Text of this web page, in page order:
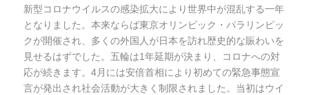
新型コロナウイルスの感染拡大により世界中が混乱する一年
となりました。本来ならば東京オリンピック・パラリンピッ
クが開催され、多くの外国人が日本を訪れ歴史的な賑わいを
見せるはずでした。五輪は1年延期が決まり、コロナへの対
応が続きます。4月には安倍首相により初めての緊急事態宣
言が発出され社会活動が大きく制限されました。当初はウイ